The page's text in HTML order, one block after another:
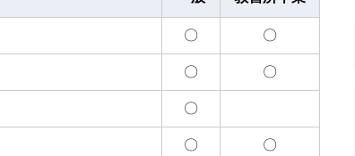
〇 〇
〇 〇
〇
〇 〇